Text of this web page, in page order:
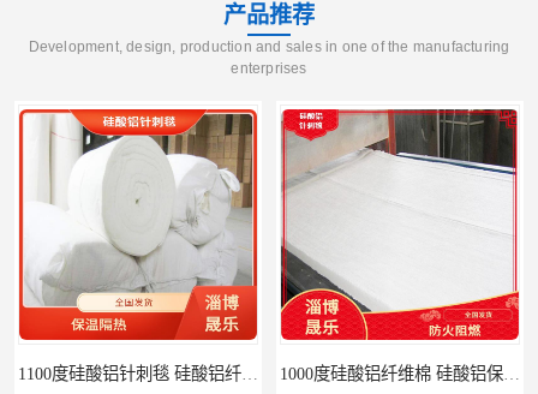
产品推荐
Development, design, production and sales in one of the manufacturing
enterprises
硅酸铝针刺毯 陶瓷纤维毯